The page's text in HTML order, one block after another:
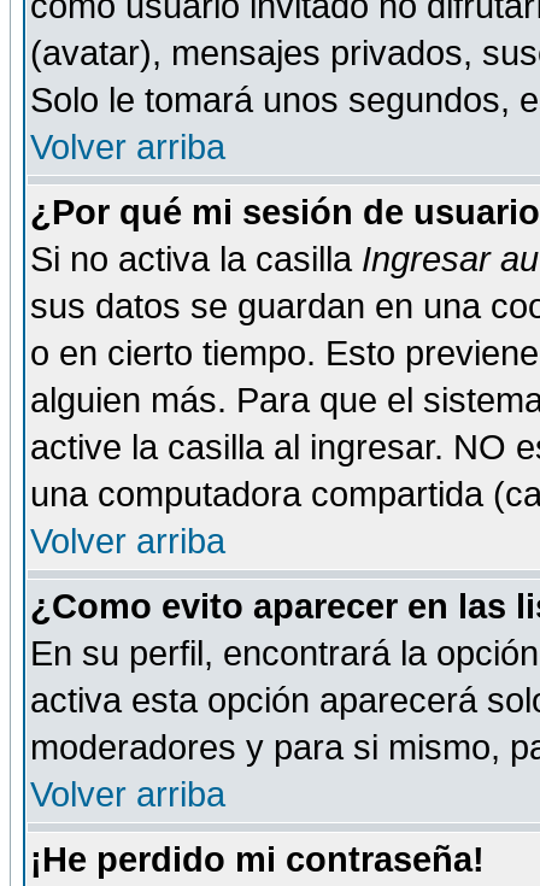
(avatar), mensajes privados,
Solo le tomará unos segundos,
Volver arriba
¿Por qué mi sesión de
Si no activa la casilla Ingresar
sus datos se guardan en una
o en cierto tiempo. Esto
alguien más. Para que el
active la casilla al ingresar. NO
una computadora compartida
Volver arriba
¿Como evito aparecer en las
En su perfil, encontrará la
activa esta opción aparecerá
moderadores y para si mismo,
Volver arriba
¡He perdido mi contraseña!